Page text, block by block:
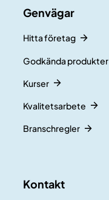
Genvägar
Hitta företag
Godkända produkter
Kurser
Kvalitetsarbete
Branschregler
Kontakt